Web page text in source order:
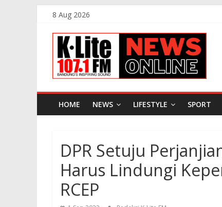
Skip
content
8 Aug 2026
K-
Lite
FM
Online
News
HOME NEWS LIFESTYLE SPORT
DPR Setuju
Harus Lindungi
RCEP